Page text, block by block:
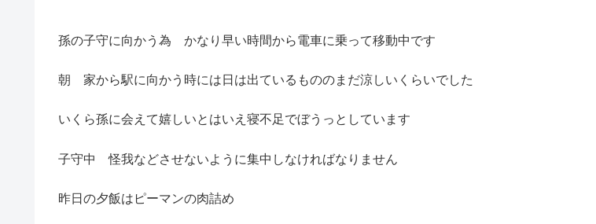
孫の子守に向かう為 かなり早い時間から電車に乗って移動中です
朝 家から駅に向かう時には日は出ているもののまだ涼しいくらいでした
いくら孫に会えて嬉しいとはいえ寝不足でぼうっとしています
子守中 怪我などさせないように集中しなければなりません
昨日の夕飯はピーマンの肉詰め